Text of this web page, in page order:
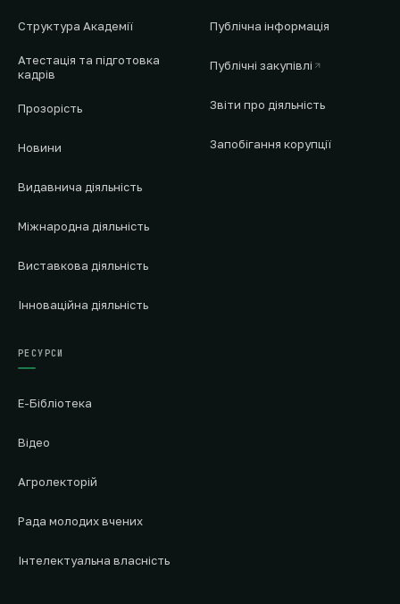
Структура Академії
Атестація та підготовка
кадрів
Прозорість
Новини
Видавнича діяльність
Міжнародна діяльність
Виставкова діяльність
Інноваційна діяльність
Публічна інформація
Публічні закупівлі
Звіти про діяльність
Запобігання корупції
РЕСУРСИ
Е-Бібліотека
Відео
Агролекторій
Рада молодих вчених
Інтелектуальна власність